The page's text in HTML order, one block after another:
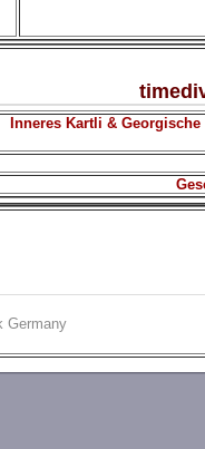
Inneres Kartli & Georgische
Germany